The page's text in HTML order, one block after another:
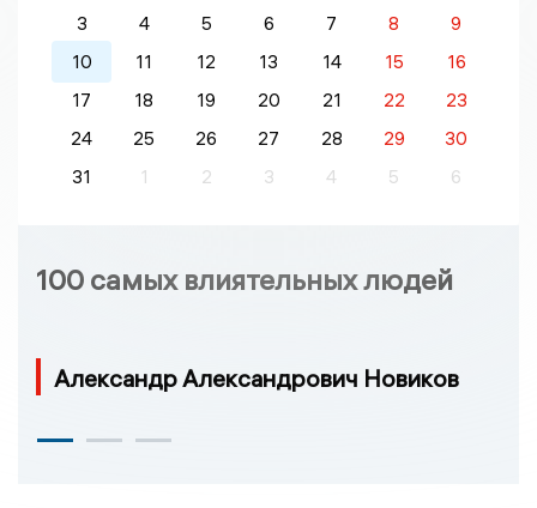
3
4 5 6 7 8
9
10
11 12 13 14 15
16
17
18 19 20 21 22
23
24
25 26 27 28 29
30
31
1 2 3 4 5 6
100 самых влиятельных людей
Александр Александрович Новиков